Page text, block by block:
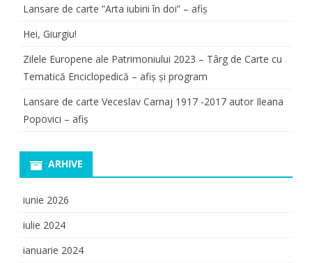
Lansare de carte ”Arta iubirii în doi” – afiș
Hei, Giurgiu!
Zilele Europene ale Patrimoniului 2023 – Târg de Carte cu
Tematică Enciclopedică – afiș și program
Lansare de carte Veceslav Carnaj 1917 -2017 autor Ileana
Popovici – afiș
ARHIVE
iunie 2026
iulie 2024
ianuarie 2024